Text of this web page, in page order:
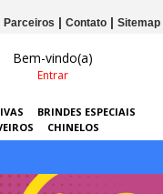
Parceiros Contato Sitemap
Bem-vindo(a)
Entrar
BRINDES ESPECIAIS
CHINELOS
KITS
LANÇAMENTOS